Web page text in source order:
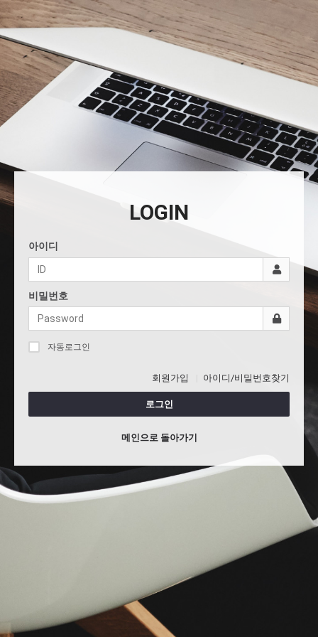
LOGIN
아이디
비밀번호
자동로그인
회원가입 아이디/비밀번호찾기
로그인
메인으로 돌아가기